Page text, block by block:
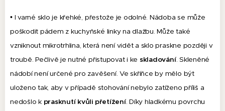
• I varné sklo je křehké, přestože je odolné. Nádoba se může
poškodit pádem z kuchyňské linky na dlažbu. Může také
vzniknout mikrotrhlina, která není vidět a sklo praskne později v
troubě. Pečlivě je nutné přistupovat i ke skladování. Skleněné
nádobí není určené pro zavěšení. Ve skříňce by mělo být
uloženo tak, aby v případě stohování nebylo zatíženo příliš a
nedošlo k prasknutí kvůli přetížení. Díky hladkému povrchu